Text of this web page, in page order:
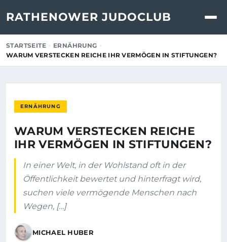
RATHENOWER JUDOCLUB
STARTSEITE
ERNÄHRUNG
WARUM VERSTECKEN REICHE IHR VERMÖGEN IN STIFTUNGEN?
ERNÄHRUNG
WARUM VERSTECKEN REICHE
IHR VERMÖGEN IN STIFTUNGEN?
In einer Welt, in der Wohlstand oft in der
Öffentlichkeit bewertet und hinterfragt wird,
suchen viele vermögende Menschen nach
Wegen, […]
MICHAEL HUBER